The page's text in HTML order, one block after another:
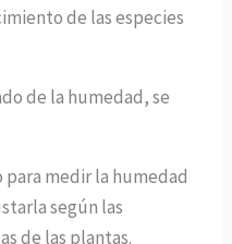
de las especies
de la humedad, se
medir la humedad
según las
de las plantas.